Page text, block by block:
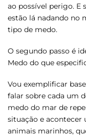
ao possível perigo. E
estão lá nadando no
tipo de medo.
O segundo passo é
Medo do que
Vou exemplificar
falar sobre cada um
medo do mar de
situação e acontecer
animais marinhos,